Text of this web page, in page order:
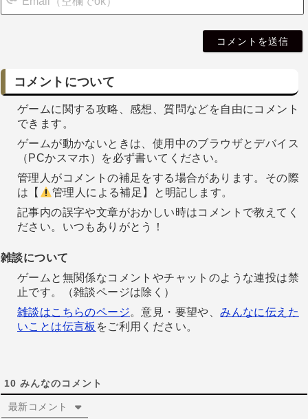
コメントについて
ゲームに関する攻略、感想、質問などを自由にコメント
できます。
ゲームが動かないときは、使用中のブラウザとデバイス
（PCかスマホ）を必ず書いてください。
管理人がコメントの補足をする場合があります。その際
は【
管理人による補足】と明記します。
記事内の誤字や文章がおかしい時はコメントで教えてく
ださい。いつもありがとう！
雑談について
ゲームと無関係なコメントやチャットのような連投は禁
止です。（雑談ページは除く）
雑談はこちらのページ。意見・要望や、みんなに伝えた
いことは伝言板 をご利用ください。
10 みんなのコメント
最新コメント